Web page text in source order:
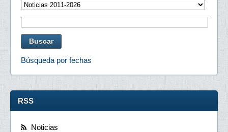
Búsqueda por fechas
RSS
Noticias